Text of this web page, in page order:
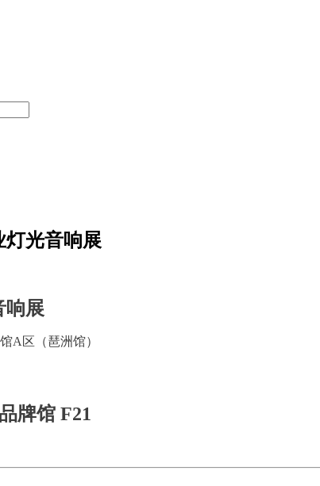
灯光音响展
响展
A区（琶洲馆）
牌馆 F21